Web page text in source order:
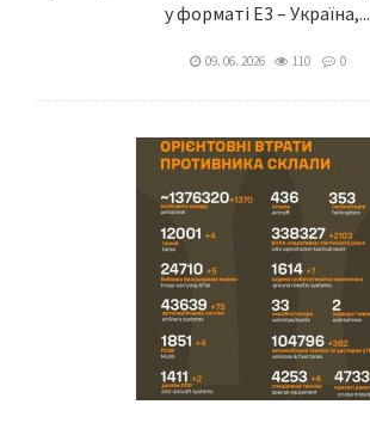
у форматі Е3 – Україна,...
09. 06. 2026 110 0